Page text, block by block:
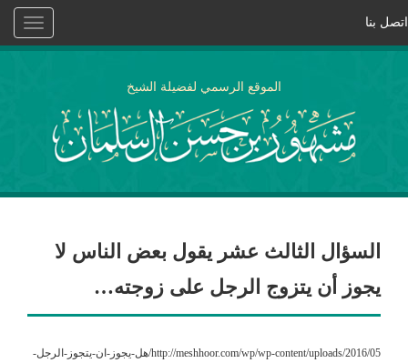
Toggle
اتصل بنا
الموقع الرسمي لفضيلة الشيخ
السؤال الثالث عشر يقول بعض الناس لا
يجوز أن يتزوج الرجل على زوجته…
http://meshhoor.com/wp/wp-content/uploads/2016/05/هل-يجوز-ان-يتجوز-الرجل-